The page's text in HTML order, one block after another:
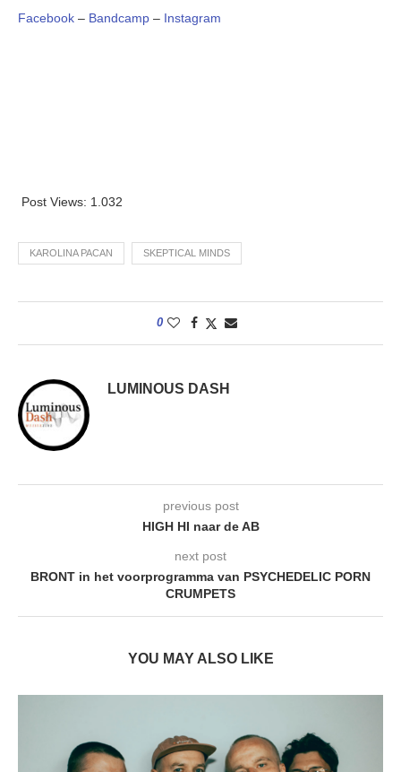
Facebook – Bandcamp – Instagram
Post Views: 1.032
KAROLINA PACAN SKEPTICAL MINDS
0
LUMINOUS DASH
previous post
HIGH HI naar de AB
next post
BRONT in het voorprogramma van PSYCHEDELIC PORN
CRUMPETS
YOU MAY ALSO LIKE